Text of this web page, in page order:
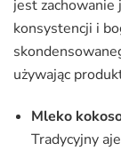
jest zachowanie
konsystencji i
używając
Mleko
Tradycyjny